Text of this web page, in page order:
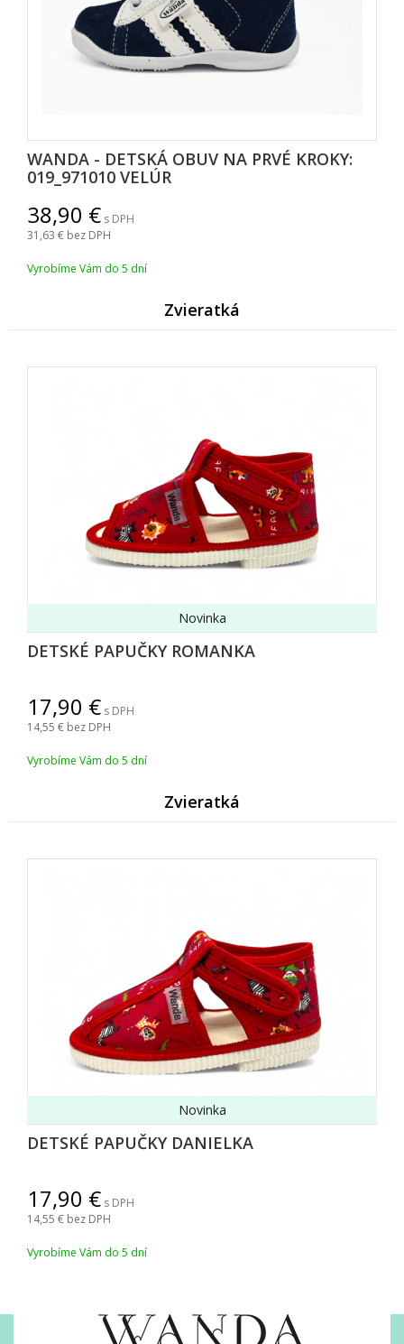
WANDA - DETSKÁ OBUV NA PRVÉ KROKY:
019_971010 VELÚR
38,90
s DPH
31,63 bez DPH
Vyrobíme Vám do 5 dní
Zvieratk
DETSKÉ PAPUČKY ROMANKA
Novinka
17,90
s DPH
14,55 bez DPH
Vyrobíme Vám do 5 dní
Zvieratk
DETSKÉ PAPUČKY DANIELKA
Novinka
17,90
s DPH
14,55 bez DPH
Vyrobíme Vám do 5 dní